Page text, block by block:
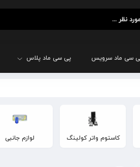
سی ماد سرویس پی سی ماد پلاس
کاستوم واتر کولینگ لوازم جانبی